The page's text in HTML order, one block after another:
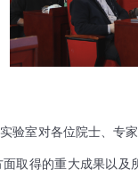
验室对各位院士、专
取得的重大成果以